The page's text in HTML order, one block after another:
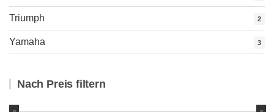
Triumph 2
Yamaha 3
Nach Preis filtern